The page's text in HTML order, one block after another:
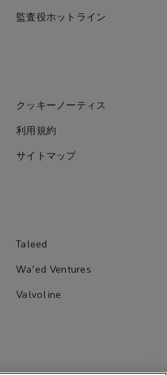
監査役ホットライン
クッキーノーティス
利用規約
サイトマップ
Taleed
Wa'ed Ventures
Valvoline